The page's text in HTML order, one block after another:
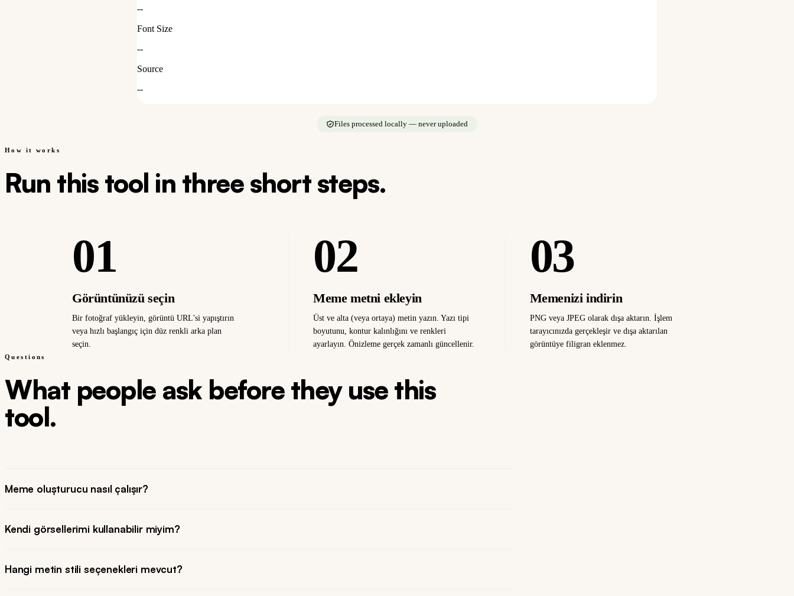
--
Font Size
--
Source
--
Files processed locally — never uploaded
How it works
Run this tool in three short steps.
01
Görüntünüzü seçin
Bir fotoğraf yükleyin, görüntü URL'si yapıştırın
veya hızlı başlangıç için düz renkli arka plan
seçin.
02
Meme metni ekleyin
Üst ve alta (veya ortaya) metin yazın. Yazı tipi
boyutunu, kontur kalınlığını ve renkleri
ayarlayın. Önizleme gerçek zamanlı güncellenir.
03
Memenizi indirin
PNG veya JPEG olarak dışa aktarın. İşlem
tarayıcınızda gerçekleşir ve dışa aktarılan
görüntüye filigran eklenmez.
Questions
What people ask before they use this
tool.
Meme oluşturucu nasıl çalışır?
Kendi görsellerimi kullanabilir miyim?
Hangi metin stili seçenekleri mevcut?